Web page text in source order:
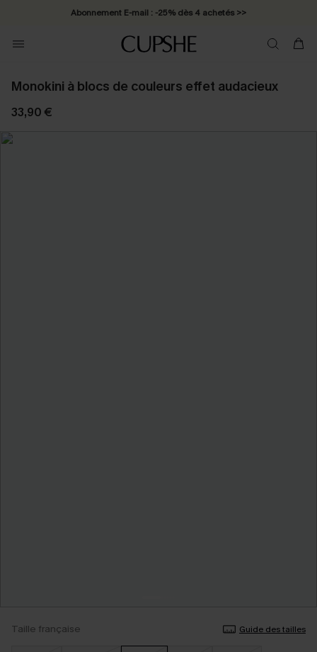
Abonnement E-mail : -25% dès 4 achetés >>
Monokini à blocs de couleurs effet audacieux
33,90 €
Taille française Guide des tailles